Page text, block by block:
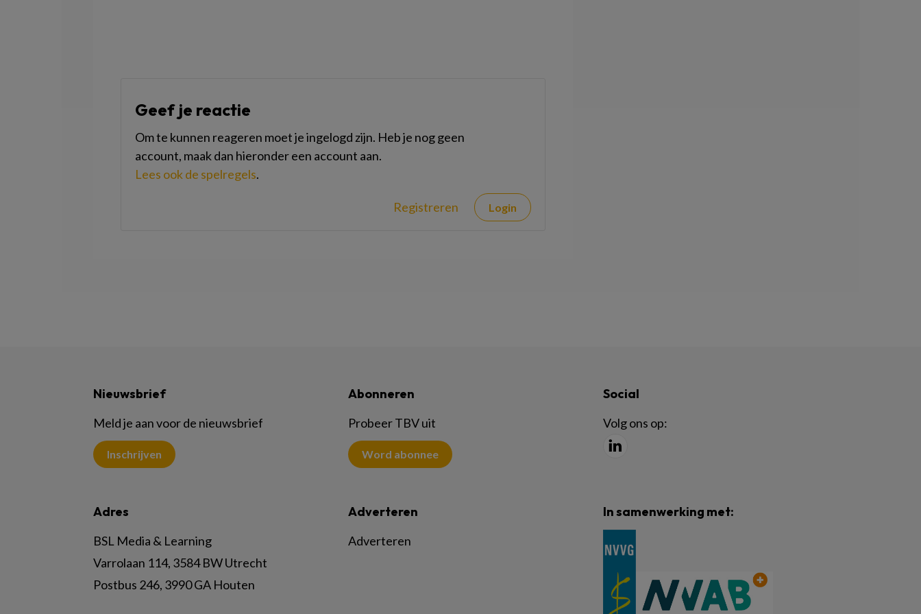
Geef je reactie
Om te kunnen reageren moet je ingelogd zijn. Heb je nog geen
account, maak dan hieronder een account aan.
Lees ook de spelregels.
Registreren Login
Nieuwsbrief
Meld je aan voor de nieuwsbrief
Inschrijven
Abonneren
Probeer TBV uit
Word abonnee
Social
Volg ons op:
Adres
BSL Media & Learning
Varrolaan 114, 3584 BW Utrecht
Postbus 246, 3990 GA Houten
Adverteren
Adverteren
In samenwerking met: